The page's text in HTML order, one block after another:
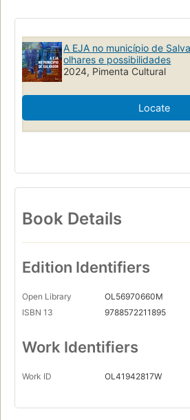
A EJA no município de
olhares e possibilidades
2024, Pimenta Cultural
Locate
Book Details
Edition Identifiers
Open Library
OL56970660M
ISBN 13
9788572211895
Work Identifiers
Work ID OL41942817W